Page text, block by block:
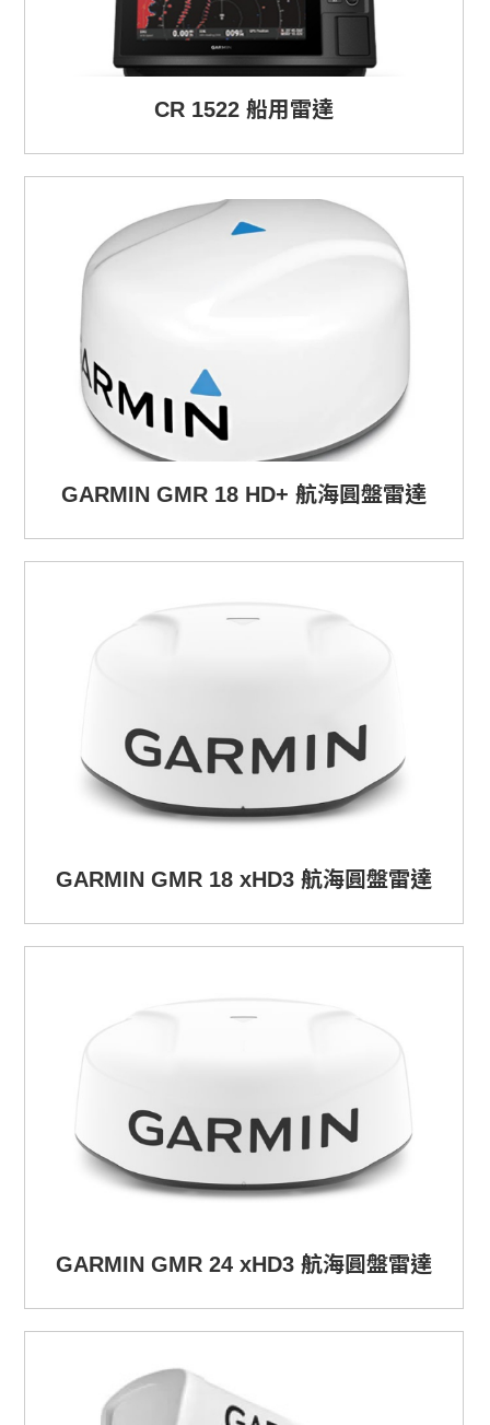
CR 1522 船用雷達
GARMIN GMR 18 HD+ 航海圓盤雷達
GARMIN GMR 18 xHD3 航海圓盤雷達
GARMIN GMR 24 xHD3 航海圓盤雷達